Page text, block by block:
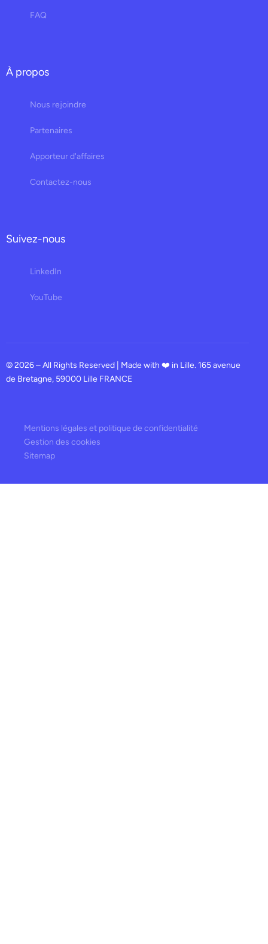
FAQ
À propos
Nous rejoindre
Partenaires
Apporteur d'affaires
Contactez-nous
Suivez-nous
LinkedIn
YouTube
© 2026 – All Rights Reserved | Made with ❤️ in Lille. 165 avenue
de Bretagne, 59000 Lille FRANCE
Mentions légales et politique de confidentialité
Gestion des cookies
Sitemap